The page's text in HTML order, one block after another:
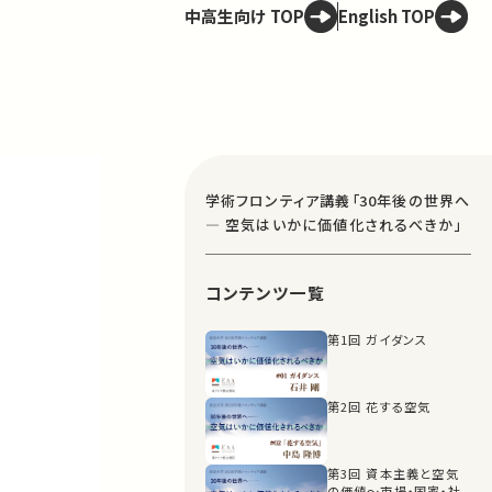
中高生向け TOP English TOP
学術フロンティア講義「30年後の世界へ
― 空気はいかに価値化されるべきか」
コンテンツ一覧
第1回 ガイダンス
第2回 花する空気
第3回 資本主義と空気